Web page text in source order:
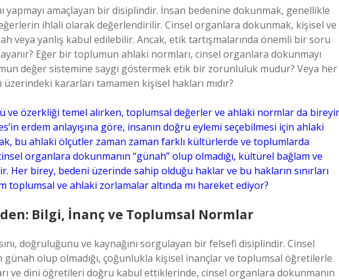
yapmayı amaçlayan bir disiplindir. İnsan bedenine dokunmak, genellikle
ihlali olarak değerlendirilir. Cinsel organlara dokunmak, kişisel ve
veya yanlış kabul edilebilir. Ancak, etik tartışmalarında önemli bir soru
Eğer bir toplumun ahlaki normları, cinsel organlara dokunmayı
değer sistemine saygı göstermek etik bir zorunluluk mudur? Veya her
kararları tamamen kişisel hakları mıdır?
ve özerkliği temel alırken, toplumsal değerler ve ahlaki normlar da
erdem anlayışına göre, insanın doğru eylemi seçebilmesi için ahlaki
bu ahlaki ölçütler zaman zaman farklı kültürlerde ve toplumlarda
organlara dokunmanın “günah” olup olmadığı, kültürel bağlam ve
Her birey, bedeni üzerinde sahip olduğu haklar ve bu hakların sınırları
toplumsal ve ahlaki zorlamalar altında mı hareket ediyor?
Bilgi, İnanç ve Toplumsal Normlar
doğruluğunu ve kaynağını sorgulayan bir felsefi disiplindir. Cinsel
olup olmadığı, çoğunlukla kişisel inançlar ve toplumsal öğretilerle
ve dini öğretileri doğru kabul ettiklerinde, cinsel organlara dokunmanın